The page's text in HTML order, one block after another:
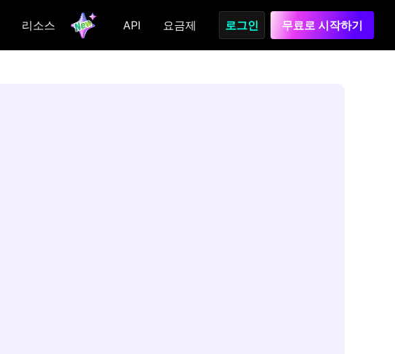
리소스 API 요금제 로그인 무료로 시작하기